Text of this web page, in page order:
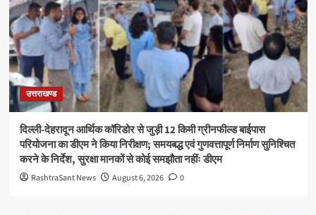
उत्तराखण्ड
दिल्ली-देहरादून आर्थिक कॉरिडोर से जुड़ी 12 किमी ग्रीनफील्ड बाईपास
परियोजना का डीएम ने किया निरीक्षण; समयबद्ध एवं गुणवत्तापूर्ण निर्माण सुनिश्चित
करने के निर्देश, सुरक्षा मानकों से कोई समझौता नहींः डीएम
RashtraSant News August 6, 2026 0